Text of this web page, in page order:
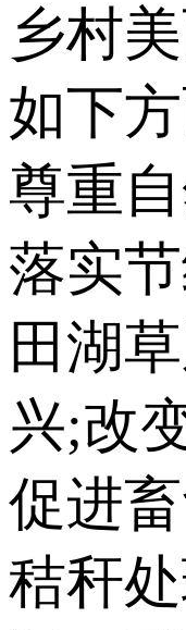
乡村
如下
尊重
落实
田湖
兴;改
促进
秸秆